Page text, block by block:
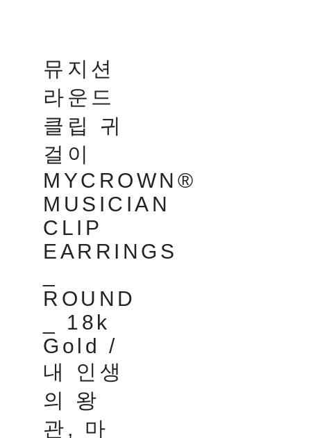
뮤지션
라운드
클립 귀
걸이
MYCROWN®
MUSICIAN
CLIP
EARRINGS
ROUND
_ 18k
Gold /
내 인생
의 왕
관, 마